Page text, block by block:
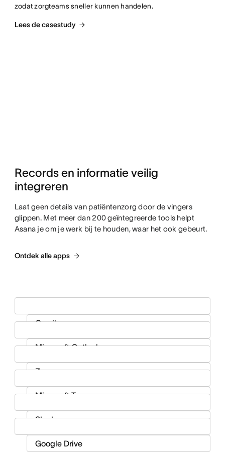
zodat zorgteams sneller kunnen handelen.
Lees de casestudy
Records en informatie veilig
integreren
Laat geen details van patiëntenzorg door de vingers
glippen. Met meer dan 200 geïntegreerde tools helpt
Asana je om je werk bij te houden, waar het ook gebeurt.
Ontdek alle apps